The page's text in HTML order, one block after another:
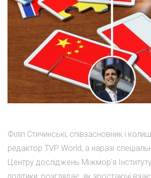
Філіп Стичинські, співзасновник і
редактор TVP World, а наразі
Центру досліджень Міжмор'я Інституту